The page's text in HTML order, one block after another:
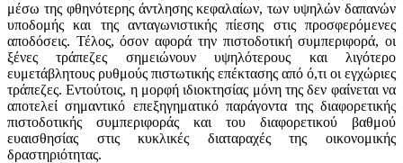
μέσω της φθηνότερης άντλησης κεφαλαίων, των υψηλών δαπανών
υποδομής και της ανταγωνιστικής πίεσης στις προσφερόμενες
αποδόσεις. Τέλος, όσον αφορά την πιστοδοτική συμπεριφορά, οι
ξένες τράπεζες σημειώνουν υψηλότερους και λιγότερο
ευμετάβλητους ρυθμούς πιστωτικής επέκτασης από ό,τι οι εγχώριες
τράπεζες. Εντούτοις, η μορφή ιδιοκτησίας μόνη της δεν φαίνεται να
αποτελεί σημαντικό επεξηγηματικό παράγοντα της διαφορετικής
πιστοδοτικής συμπεριφοράς και του διαφορετικού βαθμού
ευαισθησίας στις κυκλικές διαταραχές της οικονομικής
δραστηριότητας.